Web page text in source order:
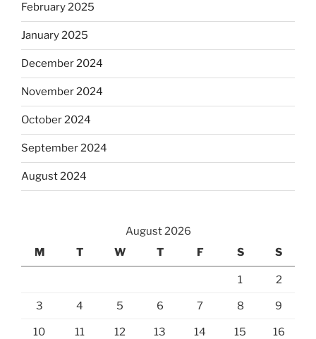
February 2025
January 2025
December 2024
November 2024
October 2024
September 2024
August 2024
August 2026
M
T W T F S S
1 2
3 4 5 6 7 8 9
10 11 12 13 14 15 16